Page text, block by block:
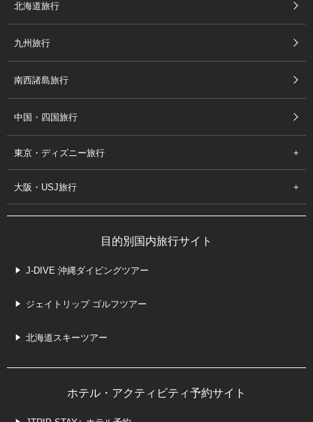
北海道旅行
九州旅行
南西諸島旅行
中国・四国旅行
東京・ディズニー旅行
大阪・USJ旅行
目的別国内旅行サイト
J-DIVE 沖縄ダイビングツアー
ジェイトリップ ゴルフツアー
北海道スキーツアー
ホテル・アクティビティ予約サイト